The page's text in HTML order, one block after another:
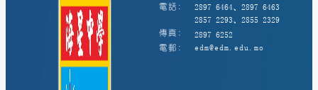
電話:
2897 6464、2897 6463
2857 2293、2855 2329
傳真:
2897 6252
電郵:
edm@edm.edu.mo